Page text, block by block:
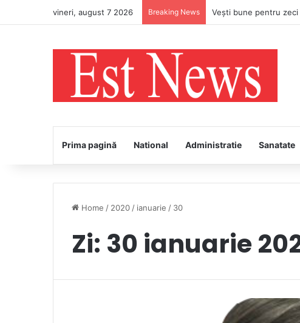
vineri, august 7 2026 Breaking News
Prima pagină National Administratie Sanatate
Home / 2020 / ianuarie / 30
Zi: 30 ianuarie